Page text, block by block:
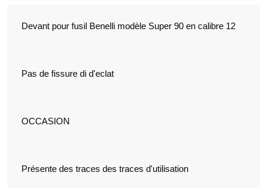
Devant pour fusil Benelli modèle Super 90 en calibre 12
Pas de fissure di d'eclat
OCCASION
Présente des traces des traces d'utilisation